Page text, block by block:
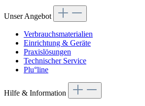
Unser Angebot
Verbrauchsmaterialien
Einrichtung & Geräte
Praxislösungen
Technischer Service
Plu°line
Hilfe & Information